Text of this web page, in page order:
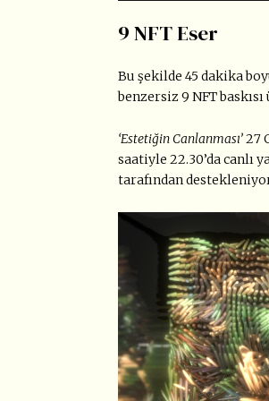
9 NFT Eser
Bu şekilde 45 dakika
benzersiz 9 NFT
‘Estetiğin Canlanması’27
saatiyle 22.30’da canlı
tarafından